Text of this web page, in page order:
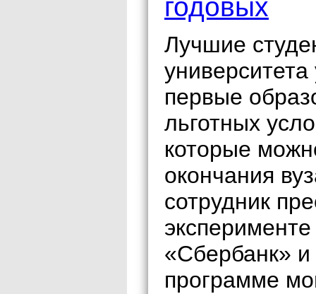
годовых
Лучшие
первые
льготных
которые
окончания
сотрудник
«Сбербанк»
программе